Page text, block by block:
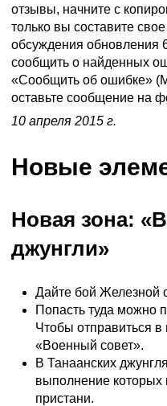
отзывы, начните с
только вы составите
обсуждения обновления
сообщить о найденных
«Сообщить об ошибке»
оставьте сообщение на
10 апреля 2015 г.
Новые
Новая зона:
джунгли»
Дайте бой Железной
Попасть туда можно
Чтобы отправиться
«Военный совет».
В Танаанских
выполнение которых
пристани.